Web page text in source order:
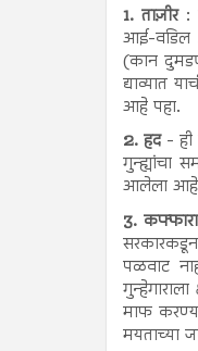
1. ताज़ीर:
आई-वडिल
(कान
द्याव्यात
आहे पहा.
2. हद- ही
गुन्ह्यांचा
आलेला आहे.
3. कफ्फारा
पळवाट
माफ
मयताच्या